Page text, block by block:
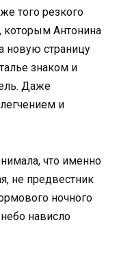
того резкого
которым Антонина
новую страницу
знаком и
Даже
и
что именно
не предвестник
ночного
нависло